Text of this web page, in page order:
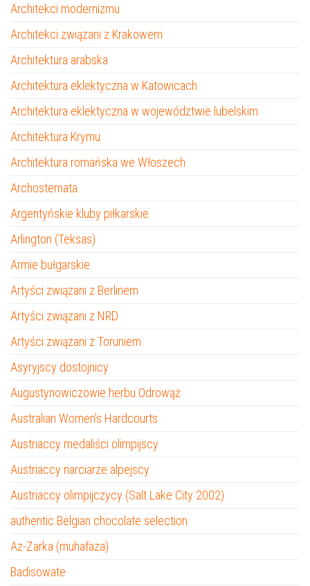
Architekci modernizmu
Architekci związani z Krakowem
Architektura arabska
Architektura eklektyczna w Katowicach
Architektura eklektyczna w województwie lubelskim
Architektura Krymu
Architektura romańska we Włoszech
Archostemata
Argentyńskie kluby piłkarskie
Arlington (Teksas)
Armie bułgarskie
Artyści związani z Berlinem
Artyści związani z NRD
Artyści związani z Toruniem
Asyryjscy dostojnicy
Augustynowiczowie herbu Odrowąż
Australian Women’s Hardcourts
Austriaccy medaliści olimpijscy
Austriaccy narciarze alpejscy
Austriaccy olimpijczycy (Salt Lake City 2002)
authentic Belgian chocolate selection
Az-Zarka (muhafaza)
Badisowate